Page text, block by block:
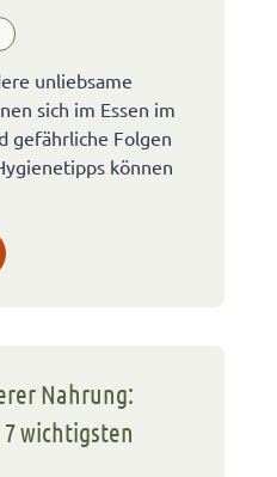
unliebsame
sich im Essen im
gefährliche Folgen
können
Nahrung:
wichtigsten